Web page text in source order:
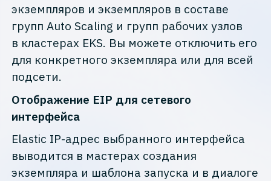
экземпляров и экземпляров в составе
групп Auto Scaling и групп рабочих узлов
в кластерах EKS. Вы можете отключить его
для конкретного экземпляра или для всей
подсети.
Отображение EIP для сетевого
интерфейса
Elastic IP-адрес выбранного интерфейса
выводится в мастерах создания
экземпляра и шаблона запуска и в диалоге